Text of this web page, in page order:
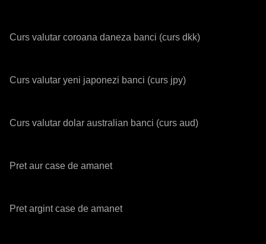
Curs valutar coroana daneza banci (curs dkk)
Curs valutar yeni japonezi banci (curs jpy)
Curs valutar dolar australian banci (curs aud)
Pret aur case de amanet
Pret argint case de amanet